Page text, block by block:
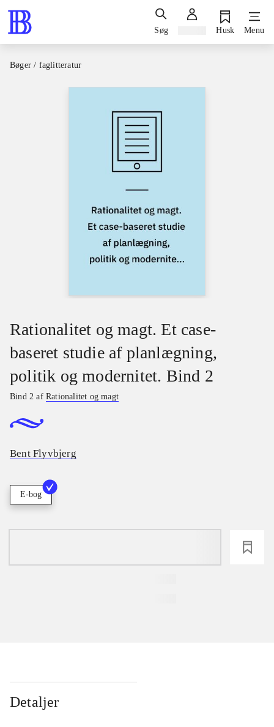
Søg Husk Menu
Bøger / faglitteratur
Rationalitet og magt. Et case-
baseret studie af planlægning,
politik og modernitet. Bind 2
Bind 2 afRationalitet og magt
Bent Flyvbjerg
E-bog
Detaljer